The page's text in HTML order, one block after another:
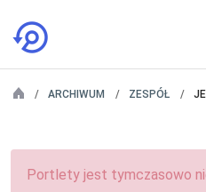
ARCHIWUM ZESPÓŁ
Portlety jest tymczasowo